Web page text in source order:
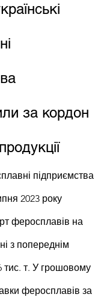
за кордон
підприємства
2023 року
феросплавів на
з попереднім
тис. т. У грошовому
феросплавів за